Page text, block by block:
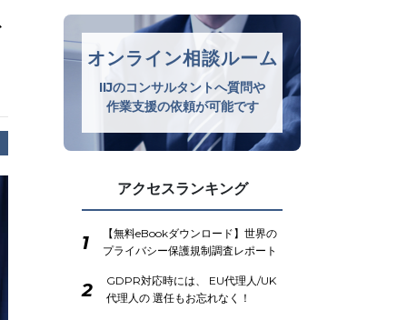
オンライン相談ルーム
IIJのコンサルタントへ質問や
作業支援の依頼が可能です
アクセスランキング
1
【無料eBookダウンロード】世界の
プライバシー保護規制調査レポート
2
GDPR対応時には、 EU代理人/UK
代理人の 選任もお忘れなく！